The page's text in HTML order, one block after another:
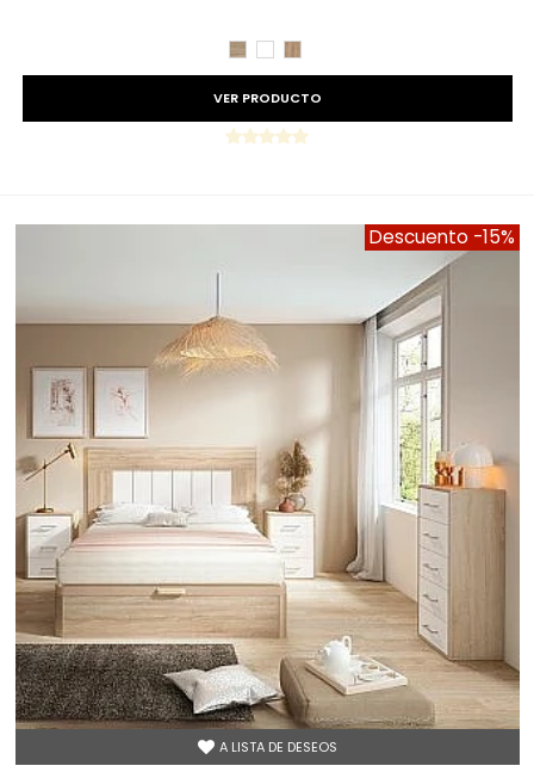
CAMBRIAN
BLANCO
ROBLE
VER PRODUCTO
Descuento -15%
A LISTA DE DESEOS